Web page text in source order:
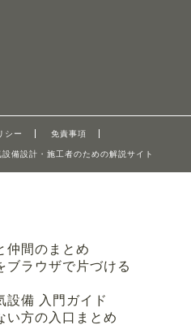
シー 免責事項
備設計・施工者のための解説サイト
仲間のまとめ
ブラウザで片づける
設備 入門ガイド
い方の入口まとめ